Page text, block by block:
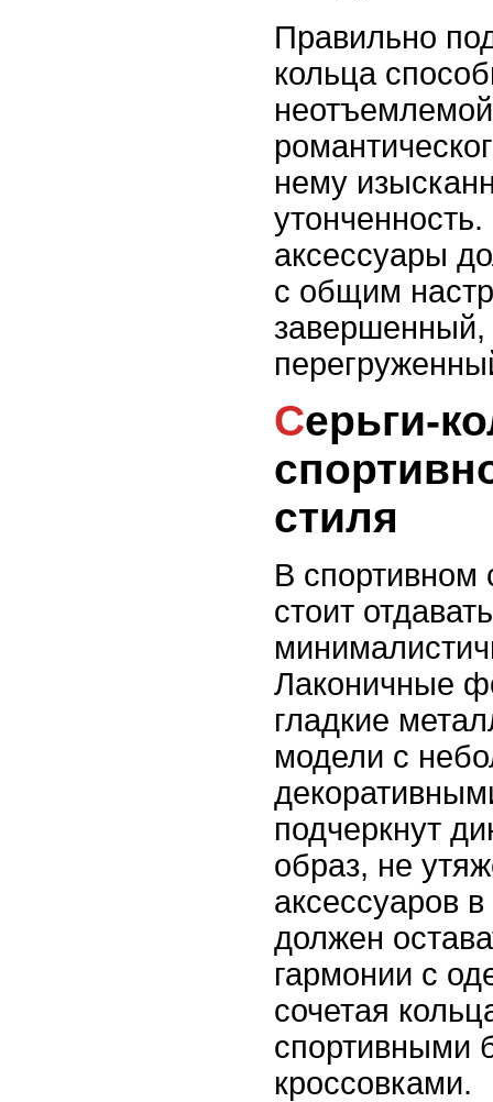
Правильно
кольца
нему
аксессуары
с общим
завершенный,
Серьги-кольца для
стиля
В спортивном
стоит
Лаконичные
гладкие
модели с
подчеркнут
образ, не
аксессуаров
должен
гармонии с
сочетая
спортивными
кроссовками.